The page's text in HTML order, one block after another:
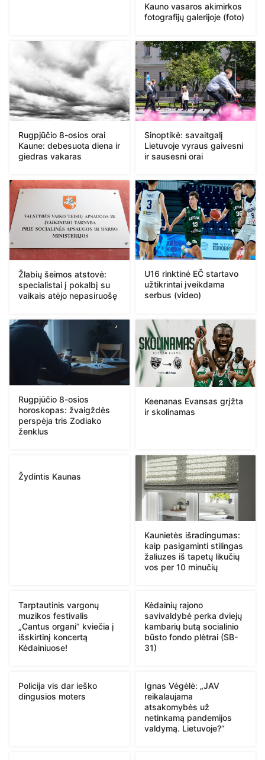
Kauno vasaros akimirkos
fotografijų galerijoje (foto)
Rugpjūčio 8-osios orai
Kaune: debesuota diena ir
giedras vakaras
Sinoptikė: savaitgalį
Lietuvoje vyraus gaivesni
ir sausesni orai
Žlabių šeimos atstovė:
specialistai į pokalbį su
vaikais atėjo nepasiruošę
U16 rinktinė EČ startavo
užtikrintai įveikdama
serbus (video)
Rugpjūčio 8-osios
horoskopas: žvaigždės
perspėja tris Zodiako
ženklus
Keenanas Evansas grįžta
ir skolinamas
Žydintis Kaunas
Kaunietės išradingumas:
kaip pasigaminti stilingas
žaliuzes iš tapetų likučių
vos per 10 minučių
Tarptautinis vargonų
muzikos festivalis
„Cantus organi“ kviečia į
išskirtinį koncertą
Kėdainiuose!
Kėdainių rajono
savivaldybė perka dviejų
kambarių butą socialinio
būsto fondo plėtrai (SB-
31)
Policija vis dar ieško
dingusios moters
Ignas Vėgėlė: „JAV
reikalaujama
atsakomybės už
netinkamą pandemijos
valdymą. Lietuvoje?“